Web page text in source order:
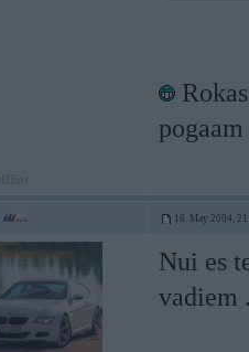
16. May 2004,
Nui es
vadiem